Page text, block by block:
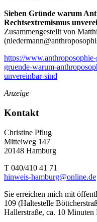
Sieben Gründe warum
Rechtsextremismus
Zusammengestellt von
(
https://
gruende-warum-
unvereinbar-sind
Anzeige
Kontakt
Christine Pflug
Mittelweg 147
20148 Hamburg
T 040/410 41 71
hinweis-hamburg@online.de
Sie erreichen mich mit
109 (Haltestelle
Hallerstraße, ca. 10 Minuten